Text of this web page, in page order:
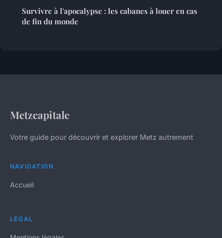
Survivre à l'apocalypse : les cabanes à louer en cas
de fin du monde
Metzcapitale
Votre guide pour découvrir et explorer Metz autrement
NAVIGATION
Accueil
LÉGAL